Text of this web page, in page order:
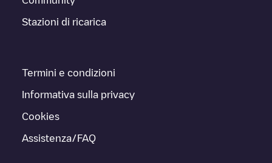
Stazioni di ricarica
Termini e condizioni
Informativa sulla privacy
Cookies
Assistenza/FAQ